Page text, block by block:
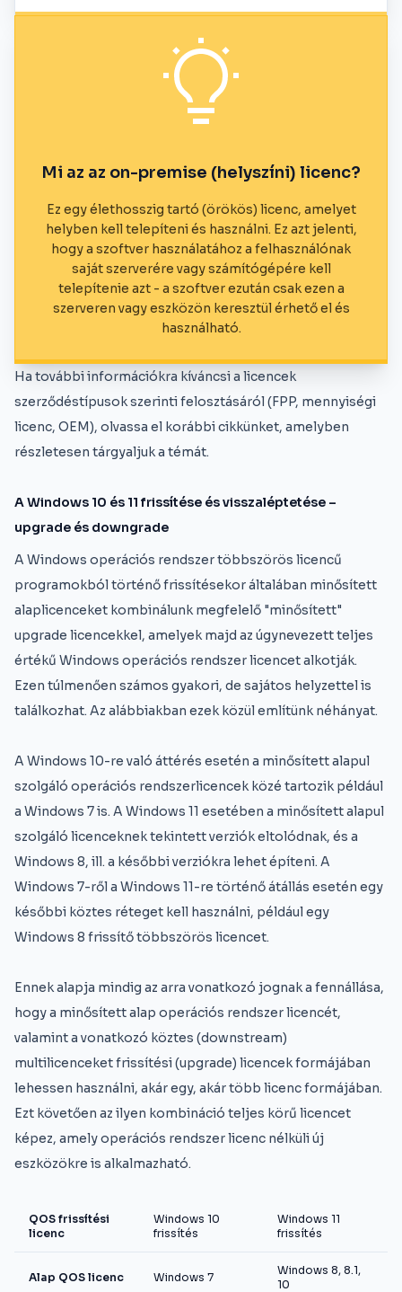
Mi az az on-premise (helyszíni) licenc?
Ez egy élethosszig tartó (örökös) licenc, amelyet
helyben kell telepíteni és használni. Ez azt jelenti,
hogy a szoftver használatához a felhasználónak
saját szerverére vagy számítógépére kell
telepítenie azt - a szoftver ezután csak ezen a
szerveren vagy eszközön keresztül érhető el és
használható.
Ha további információkra kíváncsi a licencek
szerződéstípusok szerinti felosztásáról (FPP, mennyiségi
licenc, OEM), olvassa el korábbi cikkünket, amelyben
részletesen tárgyaljuk a témát.
A Windows 10 és 11 frissítése és visszaléptetése –
upgrade és downgrade
A Windows operációs rendszer többszörös licencű
programokból történő frissítésekor általában minősített
alaplicenceket kombinálunk megfelelő "minősített"
upgrade licencekkel, amelyek majd az úgynevezett teljes
értékű Windows operációs rendszer licencet alkotják.
Ezen túlmenően számos gyakori, de sajátos helyzettel is
találkozhat. Az alábbiakban ezek közül említünk néhányat.
A Windows 10-re való áttérés esetén a minősített alapul
szolgáló operációs rendszerlicencek közé tartozik például
a Windows 7 is. A Windows 11 esetében a minősített alapul
szolgáló licenceknek tekintett verziók eltolódnak, és a
Windows 8, ill. a későbbi verziókra lehet építeni. A
Windows 7-ről a Windows 11-re történő átállás esetén egy
későbbi köztes réteget kell használni, például egy
Windows 8 frissítő többszörös licencet.
Ennek alapja mindig az arra vonatkozó jognak a fennállása,
hogy a minősített alap operációs rendszer licencét,
valamint a vonatkozó köztes (downstream)
multilicenceket frissítési (upgrade) licencek formájában
lehessen használni, akár egy, akár több licenc formájában.
Ezt követően az ilyen kombináció teljes körű licencet
képez, amely operációs rendszer licenc nélküli új
eszközökre is alkalmazható.
QOS frissítési
licenc
Windows 10
frissítés
Windows 11
frissítés
Alap QOS licenc Windows 7
Windows 8, 8.1,
10